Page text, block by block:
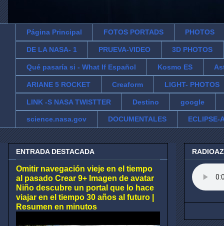
Página Principal FOTOS PORTADS PHOTOS
DE LA NASA- 1 PRUEVA-VIDEO 3D PHOTOS
Qué pasaría si - What If Español Kosmo ES
ARIANE 5 ROCKET Creaform LIGHT- PHOTOS
LINK -S NASA TWISTTER Destino google
science.nasa.gov DOCUMENTALES ECLIPSE-
ENTRADA DESTACADA
Omitir navegación vieje en el tiempo
al pasado Crear 9+ Imagen de avatar
Niño descubre un portal que lo hace
viajar en el tiempo 30 años al futuro |
Resumen en minutos